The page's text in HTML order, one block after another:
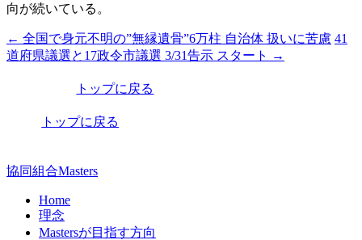
向が続いている。
投
稿
ー
← 全国で身元不明の”無縁遺骨”6万柱 自治体 扱いに苦慮 41
道府県議選と17政令市議選 3/31告示 スタート
→
トップに戻る
トップに戻る
協同組合Masters
Home
理念
Mastersが目指す方向